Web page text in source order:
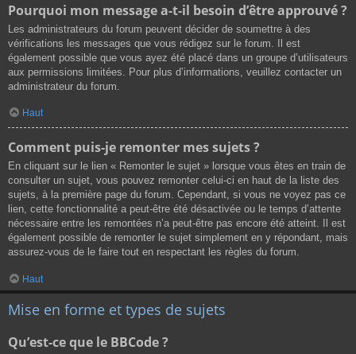
Pourquoi mon message a-t-il besoin d’être approuvé ?
Les administrateurs du forum peuvent décider de soumettre à des
vérifications les messages que vous rédigez sur le forum. Il est
également possible que vous ayez été placé dans un groupe d’utilisateurs
aux permissions limitées. Pour plus d’informations, veuillez contacter un
administrateur du forum.
Haut
Comment puis-je remonter mes sujets ?
En cliquant sur le lien « Remonter le sujet » lorsque vous êtes en train de
consulter un sujet, vous pouvez remonter celui-ci en haut de la liste des
sujets, à la première page du forum. Cependant, si vous ne voyez pas ce
lien, cette fonctionnalité a peut-être été désactivée ou le temps d’attente
nécessaire entre les remontées n’a peut-être pas encore été atteint. Il est
également possible de remonter le sujet simplement en y répondant, mais
assurez-vous de le faire tout en respectant les règles du forum.
Haut
Mise en forme et types de sujets
Qu’est-ce que le BBCode ?